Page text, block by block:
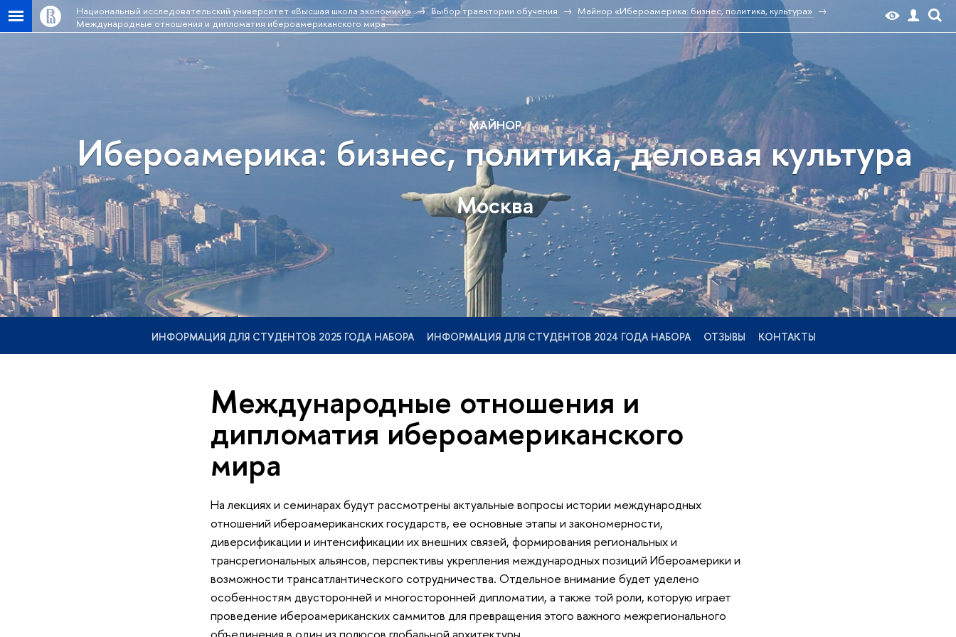
Национальный исследовательский университет «Высшая школа экономики» Выбор траектории обучения
Майнор «Ибероамерика: бизнес, политика, культура»
Международные отношения и дипломатия ибероамериканского мира
МАЙНОР
Ибероамерика: бизнес, политика, деловая культура
Москва
ИНФОРМАЦИЯ ДЛЯ СТУДЕНТОВ 2025 ГОДА НАБОРА ИНФОРМАЦИЯ ДЛЯ СТУДЕНТОВ 2024 ГОДА НАБОРА ОТЗЫВЫ КОНТАКТЫ
Международные отношения и
дипломатия ибероамериканского
мира
На лекциях и семинарах будут рассмотрены актуальные вопросы истории международных
отношений ибероамериканских государств, ее основные этапы и закономерности,
диверсификации и интенсификации их внешних связей, формирования региональных и
трансрегиональных альянсов, перспективы укрепления международных позиций Ибероамерики и
возможности трансатлантического сотрудничества. Отдельное внимание будет уделено
особенностям двусторонней и многосторонней дипломатии, а также той роли, которую играет
проведение ибероамериканских саммитов для превращения этого важного межрегионального